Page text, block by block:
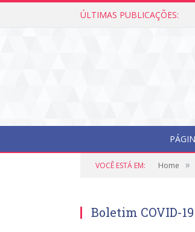
ÚLTIMAS PUBLICAÇÕES:
VOCÊ ESTÁ EM: Home »
Boletim COVID-